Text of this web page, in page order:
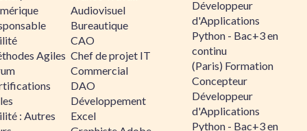
Agiles
: Autres
Audiovisuel
Bureautique
CAO
Chef de projet IT
Commercial
DAO
Développement
Excel
Développeur
d'Applications
Python - Bac+3 en
continu
(Paris) Formation
Concepteur
Développeur
d'Applications
Python - Bac+3 en